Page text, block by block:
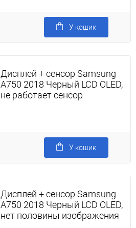
У кошик
Дисплей + сенсор Samsung
A750 2018 Черный LCD OLED,
не работает сенсор
У кошик
Дисплей + сенсор Samsung
A750 2018 Черный LCD OLED,
нет половины изображения